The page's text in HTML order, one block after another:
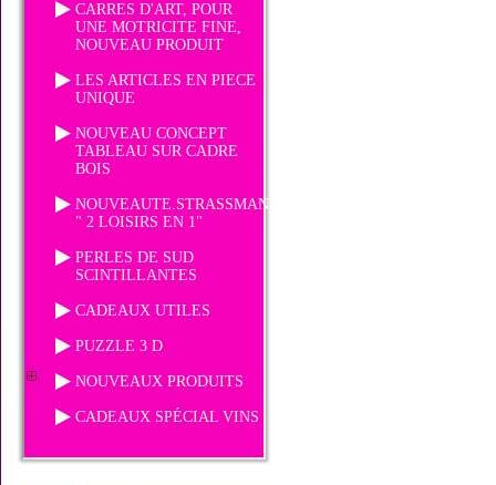
CARRES D'ART, POUR
UNE MOTRICITE FINE,
NOUVEAU PRODUIT
LES ARTICLES EN PIECE
UNIQUE
NOUVEAU CONCEPT
TABLEAU SUR CADRE
BOIS
NOUVEAUTE.STRASSMANIA
" 2 LOISIRS EN 1"
PERLES DE SUD
SCINTILLANTES
CADEAUX UTILES
PUZZLE 3 D
NOUVEAUX PRODUITS
CADEAUX SPÉCIAL VINS